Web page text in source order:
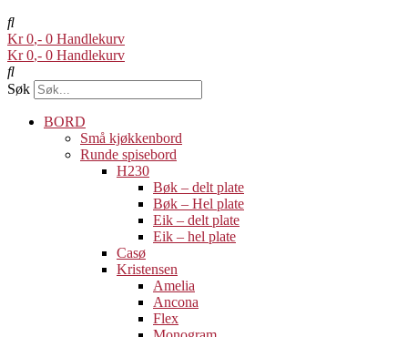
Kr0 0 Handlekurv
Kr0 0 Handlekurv
Søk
BORD
Små kjøkkenbord
Runde spisebord
H230
Bøk – delt plate
Bøk – Hel plate
Eik – delt plate
Eik – hel plate
Casø
Kristensen
Amelia
Ancona
Flex